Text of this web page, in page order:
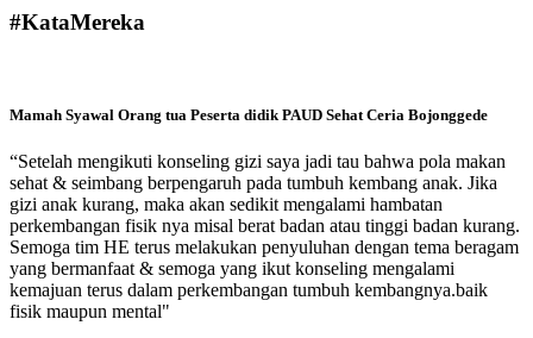
#KataMereka
Mamah Syawal Orang tua Peserta didik PAUD Sehat Ceria Bojonggede
“Setelah mengikuti konseling gizi saya jadi tau bahwa pola makan
sehat & seimbang berpengaruh pada tumbuh kembang anak. Jika
gizi anak kurang, maka akan sedikit mengalami hambatan
perkembangan fisik nya misal berat badan atau tinggi badan kurang.
Semoga tim HE terus melakukan penyuluhan dengan tema beragam
yang bermanfaat & semoga yang ikut konseling mengalami
kemajuan terus dalam perkembangan tumbuh kembangnya.baik
fisik maupun mental"